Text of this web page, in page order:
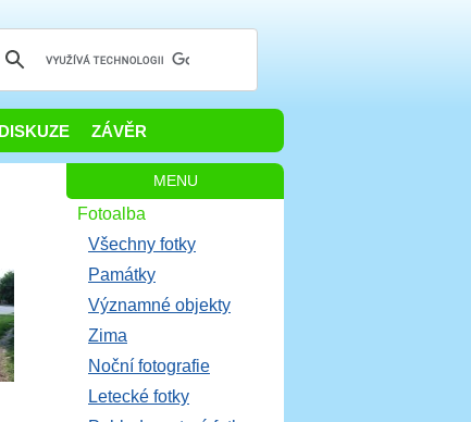
DISKUZE ZÁVĚR
MENU
Fotoalba
Všechny fotky
Památky
Významné objekty
Zima
Noční fotografie
Letecké fotky